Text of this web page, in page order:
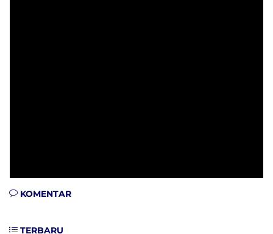
KOMENTAR
TERBARU